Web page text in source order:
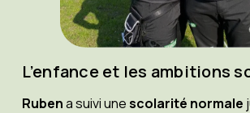
L’enfance et les ambitions
Rubena suivi unescolarité normale